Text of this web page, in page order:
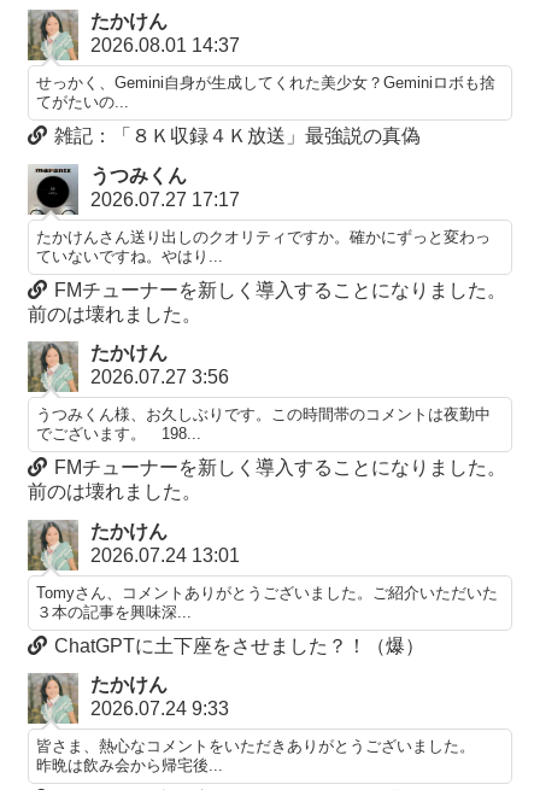
たかけん
2026.08.01 14:37
せっかく、Gemini自身が生成してくれた美少女？Geminiロボも捨
てがたいの...
雑記：「８Ｋ収録４Ｋ放送」最強説の真偽
うつみくん
2026.07.27 17:17
たかけんさん送り出しのクオリティですか。確かにずっと変わっ
ていないですね。やはり...
FMチューナーを新しく導入することになりました。
前のは壊れました。
たかけん
2026.07.27 3:56
うつみくん様、お久しぶりです。この時間帯のコメントは夜勤中
でございます。 198...
FMチューナーを新しく導入することになりました。
前のは壊れました。
たかけん
2026.07.24 13:01
Tomyさん、コメントありがとうございました。ご紹介いただいた
３本の記事を興味深...
ChatGPTに土下座をさせました？！（爆）
たかけん
2026.07.24 9:33
皆さま、熱心なコメントをいただきありがとうございました。
昨晩は飲み会から帰宅後...